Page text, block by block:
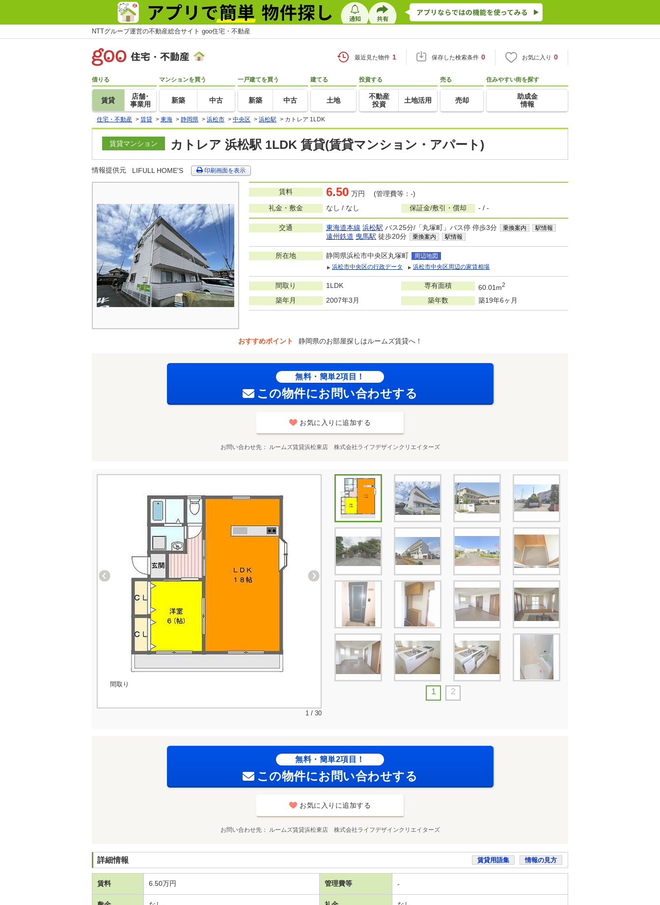
NTTグループ運営の不動産総合サイト goo住宅・不動産
最近見た物件 1 保存した検索条件 0 お気に入り 0
借りる
賃貸
店舗･
事業用
マンションを買う
新築 中古
一戸建てを買う
新築 中古
建てる
土地
投資する
不動産
投資
土地活用
売る
売却
住みやすい街を探す
助成金
情報
住宅・不動産 > 賃貸 > 東海 > 静岡県 > 浜松市 > 中央区 > 浜松駅 > カトレア 1LDK
賃貸マンション カトレア 浜松駅 1LDK 賃貸(賃貸マンション・アパート)
情報提供元 LIFULL HOME'S 印刷画面を表示
賃料 6.50 万円 (管理費等：-)
礼金・敷金
なし / なし 保証金/敷引・償却 - / -
交通 東海道本線 浜松駅 バス25分/「丸塚町」バス停 停歩3分 乗換案内 駅情報
遠州鉄道 曳馬駅 徒歩20分 乗換案内 駅情報
所在地 静岡県浜松市中央区丸塚町
周辺地図
浜松市中央区の行政データ
浜松市中央区周辺の家賃相場
間取り 1LDK 専有面積 60.01m2
築年月 2007年3月 築年数 築19年6ヶ月
おすすめポイント 静岡県のお部屋探しはルームズ賃貸へ！
無料・簡単2項目！
この物件にお問い合わせする
お気に入りに追加する
お問い合わせ先 ルームズ賃貸浜松東店 株式会社ライフデザインクリエイターズ
間取り
1 / 30
1 2
無料・簡単2項目！
この物件にお問い合わせする
お気に入りに追加する
お問い合わせ先 ルームズ賃貸浜松東店 株式会社ライフデザインクリエイターズ
詳細情報 賃貸用語集 情報の見方
賃料 6.50万円 管理費等 -